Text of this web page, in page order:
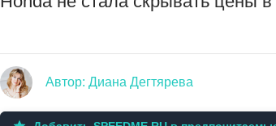
Автор: Диана Дегтярева